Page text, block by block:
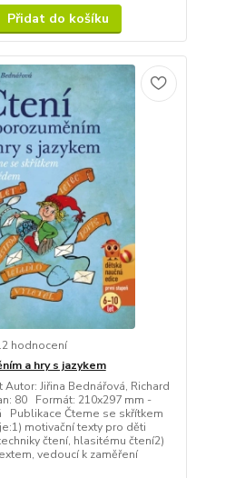
Přidat do košíku
hodnocení
a hry s jazykem
Autor: Jiřina Bednářová, Richard
80 Formát: 210x297 mm -
Publikace Čteme se skřítkem
motivační texty pro děti
čtení, hlasitému čtení2)
vedoucí k zaměření